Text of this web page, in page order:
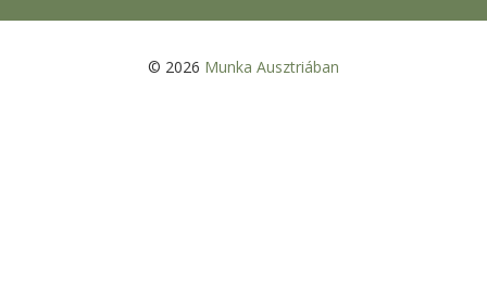
© 2026 Munka Ausztriában